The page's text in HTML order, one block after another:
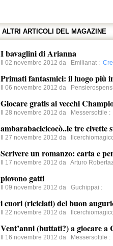
ALTRI ARTICOLI DEL MAGAZINE
I bavaglini di Arianna
Il 02 novembre 2012 da Emilianat :
Primati fantasmici: il luogo più
Il 06 novembre 2012 da
Giocare gratis ai vecchi
Il 28 novembre 2012 da Messersottile :
ambarabacicicocò..le tre civette
Il 27 novembre 2012 da
Scrivere un romanzo: carta e
Il 17 novembre 2012 da Arturo
piovono gatti
Il 09 novembre 2012 da Guchippai :
i cuori (riciclati) del buon
Il 22 novembre 2012 da
Vent’anni (buttati?) a giocare
Il 16 novembre 2012 da Messersottile :